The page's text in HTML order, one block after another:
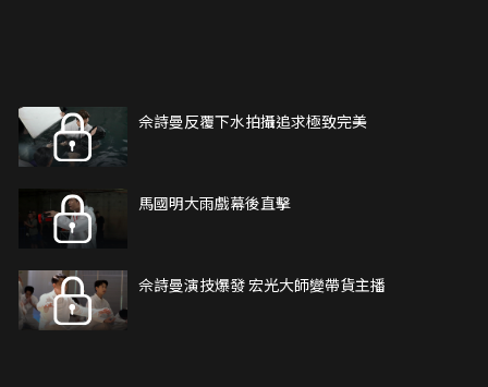
佘詩曼反覆下水拍攝追求極致完美
馬國明大雨戲幕後直擊
佘詩曼演技爆發 宏光大師變帶貨主播